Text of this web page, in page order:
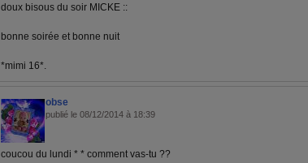
doux bisous du soir MICKE ::
bonne soirée et bonne nuit
*mimi 16*.
obse
publié le 08/12/2014 à 18:39
coucou du lundi * * comment vas-tu ??